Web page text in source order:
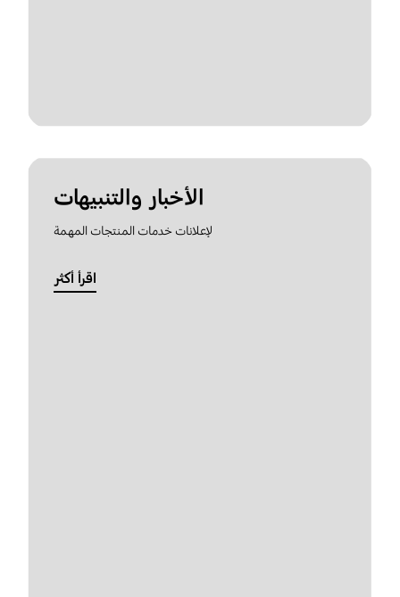
الأخبار والتنبيهات
لإعلانات خدمات المنتجات المهمة
اقرأ أكثر